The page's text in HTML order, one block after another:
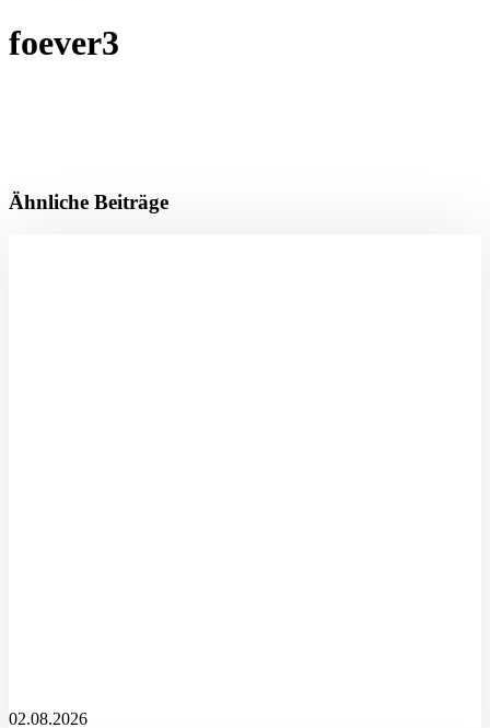
foever3
Ähnliche Beiträge
02.08.2026